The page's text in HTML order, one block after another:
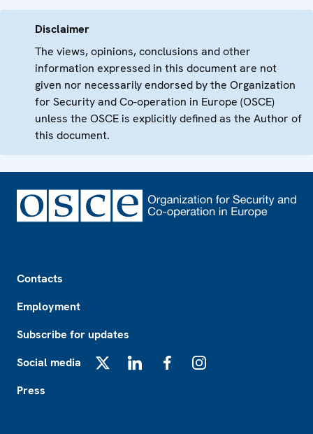
Disclaimer
The views, opinions, conclusions and other
information expressed in this document are not
given nor necessarily endorsed by the Organization
for Security and Co-operation in Europe (OSCE)
unless the OSCE is explicitly defined as the Author of
this document.
Contacts
Employment
Subscribe for updates
Social media
Press